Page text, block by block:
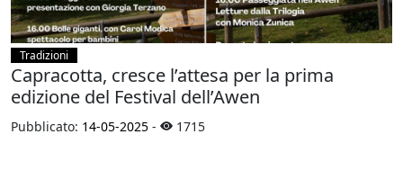
Tradizioni
Capracotta, cresce l’attesa per la prima
edizione del Festival dell’Awen
Pubblicato: 14-05-2025 - 1715